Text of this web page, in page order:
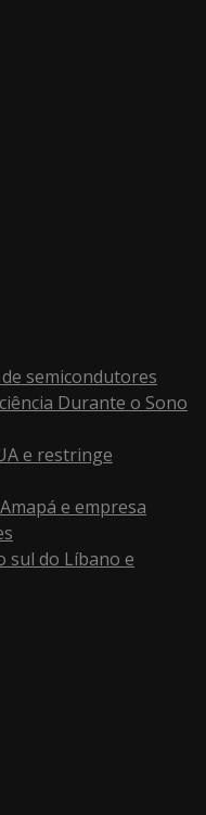
semicondutores
Durante o Sono
e restringe
e empresa
sul do Líbano e